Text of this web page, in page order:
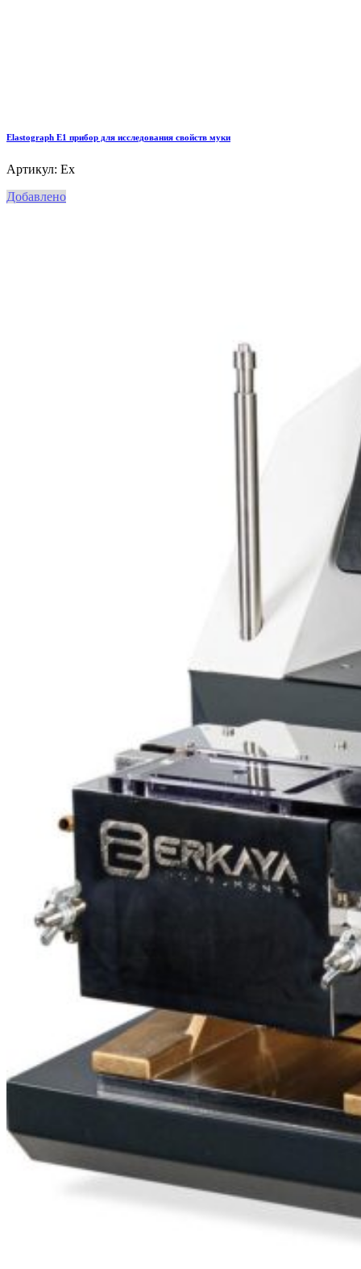
Elastograph E1 прибор для исследования свойств муки
Артикул: Ex
Добавлено